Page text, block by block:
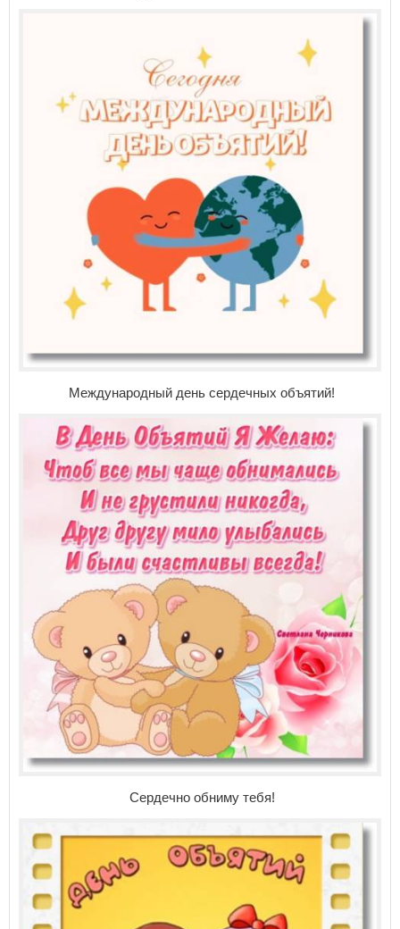
Международный день сердечных объятий!
Сердечно обниму тебя!